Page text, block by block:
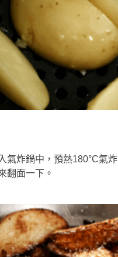
氣炸鍋中，預熱180°C氣
翻面一下。